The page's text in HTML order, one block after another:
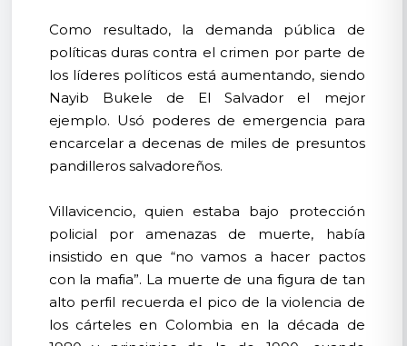
Como resultado, la demanda pública de
políticas duras contra el crimen por parte de
los líderes políticos está aumentando, siendo
Nayib Bukele de El Salvador el mejor
ejemplo. Usó poderes de emergencia para
encarcelar a decenas de miles de presuntos
pandilleros salvadoreños.
Villavicencio, quien estaba bajo protección
policial por amenazas de muerte, había
insistido en que “no vamos a hacer pactos
con la mafia”. La muerte de una figura de tan
alto perfil recuerda el pico de la violencia de
los cárteles en Colombia en la década de